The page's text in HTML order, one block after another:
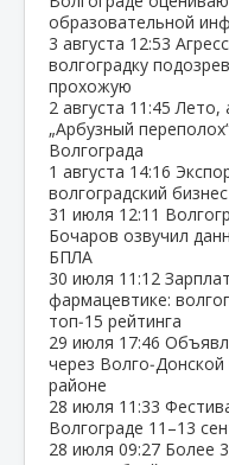
образовательной
3 августа 12:53
волгоградку
прохожую
2 августа 11:45 Лето,
„Арбузный
Волгограда
1 августа 14:16
волгоградский
31 июля 12:11
Бочаров озвучил
БПЛА
30 июля 11:12
фармацевтике:
топ‑15 рейтинга
29 июля 17:46
через
районе
28 июля 11:33
Волгограде 11–13
28 июля 09:27 Более